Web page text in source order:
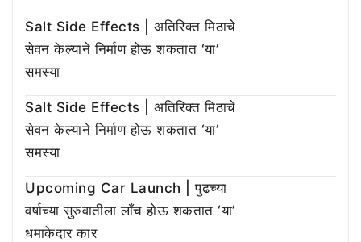
Salt Side Effects | अतिरिक्त मिठाचे
सेवन केल्याने निर्माण होऊ शकतात ‘या’
समस्या
Salt Side Effects | अतिरिक्त मिठाचे
सेवन केल्याने निर्माण होऊ शकतात ‘या’
समस्या
Upcoming Car Launch | पुढच्या
वर्षाच्या सुरुवातीला लाँच होऊ शकतात ‘या’
धमाकेदार कार